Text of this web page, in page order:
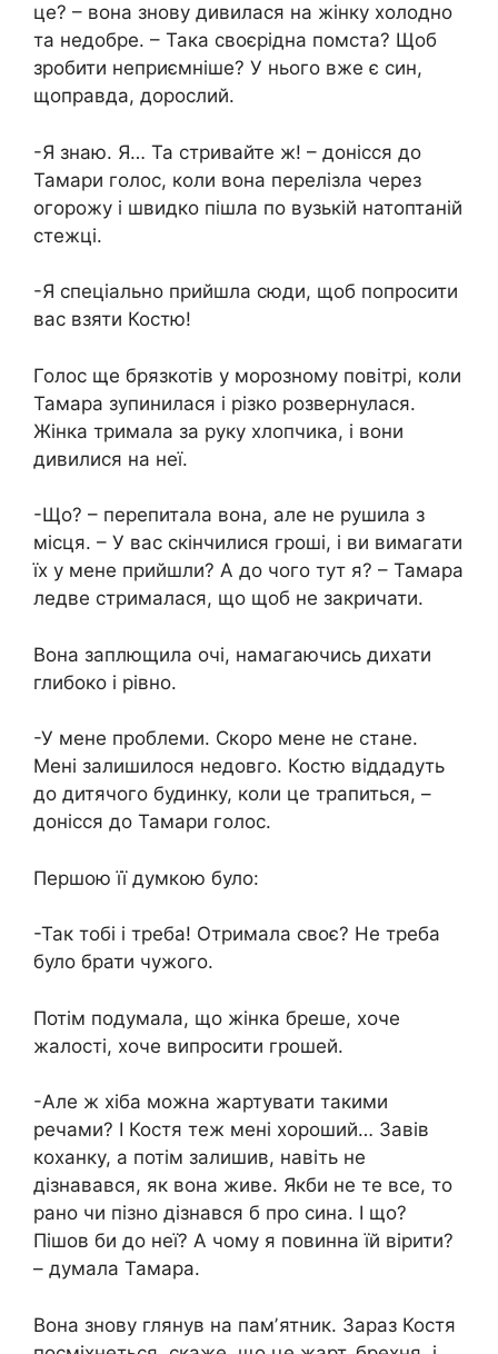
це? – вона знову дивилася на жінку холодно
та недобре. – Така своєрідна помста? Щоб
зробити неприємніше? У нього вже є син,
щоправда, дорослий.
-Я знаю. Я… Та стривайте ж! – донісся до
Тамари голос, коли вона перелізла через
огорожу і швидко пішла по вузькій натоптаній
стежці.
-Я спеціально прийшла сюди, щоб попросити
вас взяти Костю!
Голос ще брязкотів у морозному повітрі, коли
Тамара зупинилася і різко розвернулася.
Жінка тримала за руку хлопчика, і вони
дивилися на неї.
-Що? – перепитала вона, але не рушила з
місця. – У вас скінчилися гроші, і ви вимагати
їх у мене прийшли? А до чого тут я? – Тамара
ледве стрималася, що щоб не закричати.
Вона заплющила очі, намагаючись дихати
глибоко і рівно.
-У мене проблеми. Скоро мене не стане.
Мені залишилося недовго. Костю віддадуть
до дитячого будинку, коли це трапиться, –
донісся до Тамари голос.
Першою її думкою було:
-Так тобі і треба! Отримала своє? Не треба
було брати чужого.
Потім подумала, що жінка бреше, хоче
жалості, хоче випросити грошей.
-Але ж хіба можна жартувати такими
речами? І Костя теж мені хороший… Завів
коханку, а потім залишив, навіть не
дізнавався, як вона живе. Якби не те все, то
рано чи пізно дізнався б про сина. І що?
Пішов би до неї? А чому я повинна їй вірити?
– думала Тамара.
Вона знову глянув на памʼятник. Зараз Костя